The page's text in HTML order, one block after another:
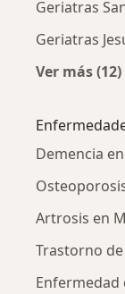
Geriatras
Geriatras
Ver más (12)
Demencia
Artrosis en
Trastorno
Enfermedad